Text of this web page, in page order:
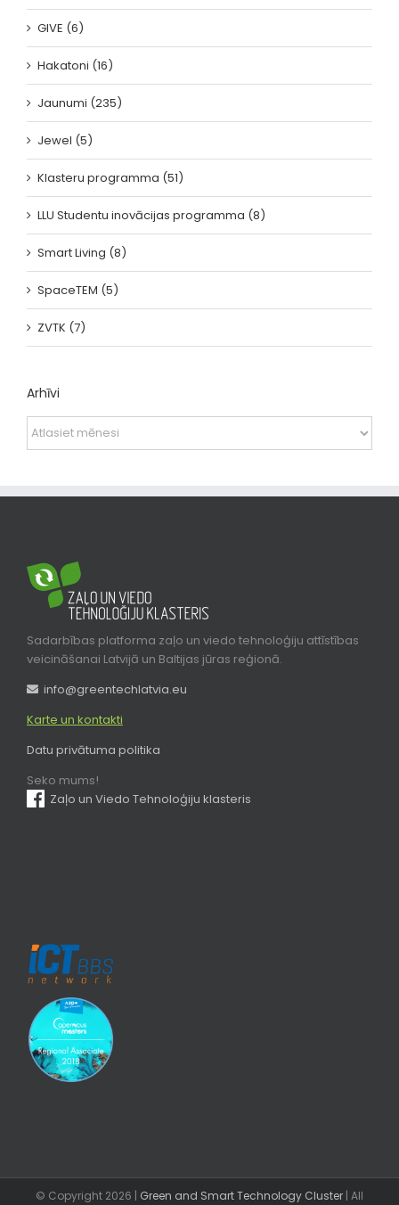
GIVE (6)
Hakatoni (16)
Jaunumi (235)
Jewel (5)
Klasteru programma (51)
LLU Studentu inovācijas programma (8)
Smart Living (8)
SpaceTEM (5)
ZVTK (7)
Arhīvi
Arhīvi
Sadarbības platforma zaļo un viedo tehnoloģiju attīstības
veicināšanai Latvijā un Baltijas jūras reģionā.
info@greentechlatvia.eu
Karte un kontakti
Datu privātuma politika
Seko mums!
Zaļo un Viedo Tehnoloģiju klasteris
© Copyright 2026 | Green and Smart Technology Cluster | All